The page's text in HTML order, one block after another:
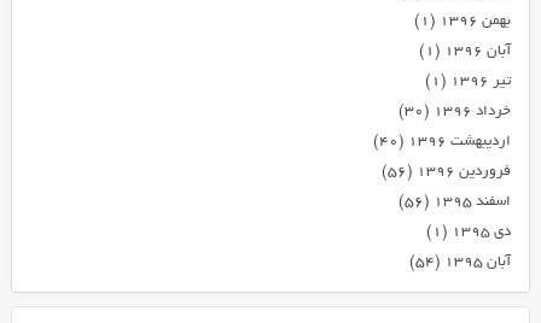
بهمن ۱۳۹۶
(۱)
آبان ۱۳۹۶
(۱)
تیر ۱۳۹۶
(۱)
خرداد ۱۳۹۶
(۳۰)
اردیبهشت ۱۳۹۶
(۴۰)
فروردین ۱۳۹۶
(۵۶)
اسفند ۱۳۹۵
(۵۶)
دی ۱۳۹۵
(۱)
آبان ۱۳۹۵
(۵۴)